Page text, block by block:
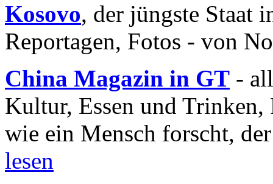
Kosovo, der jüngste Staat
Reportagen, Fotos - von
China Magazin in GT -
Kultur, Essen und
wie ein Mensch forscht,
lesen